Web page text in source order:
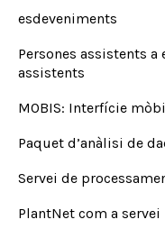
esdeveniments
Persones assistents
assistents
MOBIS: Interfície
Paquet d’anàlisi de
Servei de
PlantNet com a servei